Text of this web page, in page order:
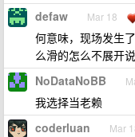
defaw Mar 18
何意味，现场发生
么滑的怎么不展开
NoDataNoBB
我选择当老赖
coderluan Mar